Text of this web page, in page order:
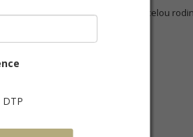
Tento papír byl navržen pro celou